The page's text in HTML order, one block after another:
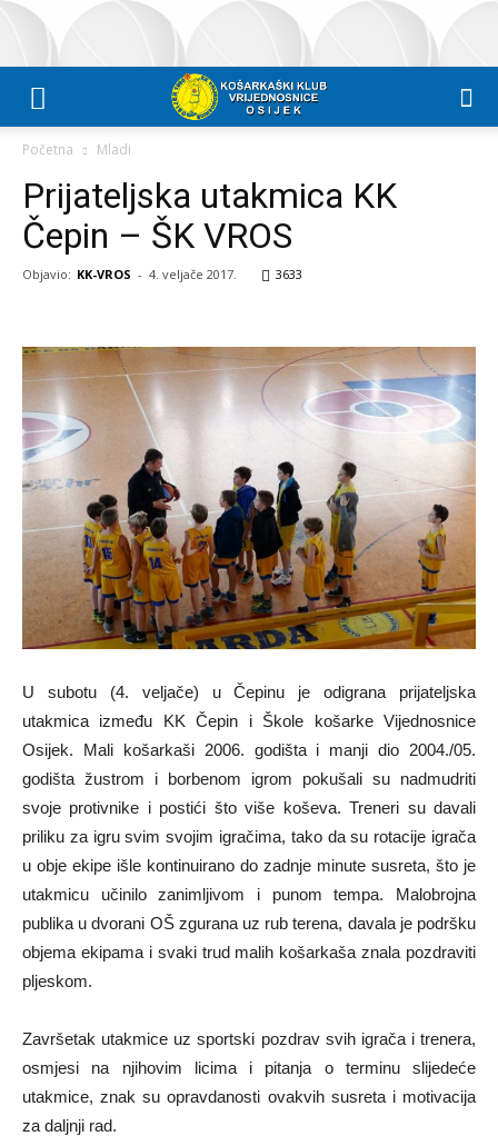
Početna Mladi
Prijateljska utakmica KK
Čepin – ŠK VROS
Objavio: KK-VROS - 4. veljače 2017. 3633
U subotu (4. veljače) u Čepinu je odigrana prijateljska
utakmica između KK Čepin i Škole košarke Vijednosnice
Osijek. Mali košarkaši 2006. godišta i manji dio 2004./05.
godišta žustrom i borbenom igrom pokušali su nadmudriti
svoje protivnike i postići što više koševa. Treneri su davali
priliku za igru svim svojim igračima, tako da su rotacije igrača
u obje ekipe išle kontinuirano do zadnje minute susreta, što je
utakmicu učinilo zanimljivom i punom tempa. Malobrojna
publika u dvorani OŠ zgurana uz rub terena, davala je podršku
objema ekipama i svaki trud malih košarkaša znala pozdraviti
pljeskom.
Završetak utakmice uz sportski pozdrav svih igrača i trenera,
osmjesi na njihovim licima i pitanja o terminu slijedeće
utakmice, znak su opravdanosti ovakvih susreta i motivacija
za daljnji rad.